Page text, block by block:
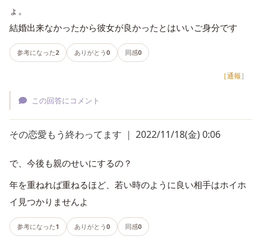
ょ。
結婚出来なかったから彼女が良かったとはいいご身分です
参考になった2 ありがとう 0 同感0
［通報］
この回答にコメント
その恋愛もう終わってます ｜ 2022/11/18(金) 0:06
で、今後も親のせいにするの？
年を重ねれば重ねるほど、若い時のように良い相手はホイホ
イ見つかりませんよ
参考になった1 ありがとう 0 同感0